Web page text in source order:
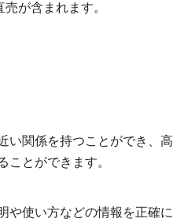
が含まれます。
い関係を持つことができ、高
ことができます。
や使い方などの情報を正確に